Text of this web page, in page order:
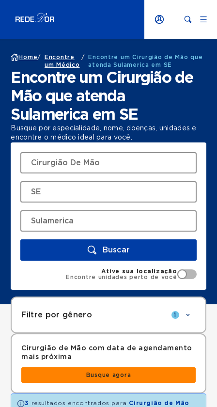
Home/
Encontre
um Médico
/
Encontre um Cirurgião de Mão que
atenda Sulamerica em SE
Encontre um Cirurgião de
Mão que atenda
Sulamerica em SE
Busque por especialidade, nome, doenças, unidades e
encontre o médico ideal para você.
Buscar
Ative sua localização
Encontre unidades perto de você
Filtre por gênero 1
Cirurgião de Mão com data de agendamento
mais próxima
Busque agora
3 resultados encontrados para Cirurgião de Mão